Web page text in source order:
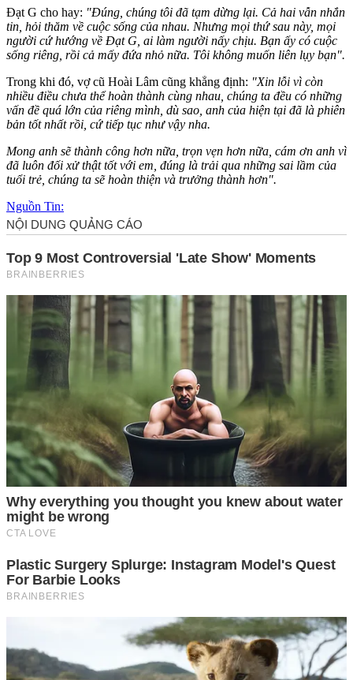
Đạt G cho hay: "Đúng, chúng tôi đã tạm dừng lại. Cả hai vẫn nhắn
tin, hỏi thăm về cuộc sống của nhau. Nhưng mọi thứ sau này, mọi
người cứ hướng về Đạt G, ai làm người nấy chịu. Bạn ấy có cuộc
sống riêng, rồi cả mấy đứa nhỏ nữa. Tôi không muốn liên lụy bạn".
Trong khi đó, vợ cũ Hoài Lâm cũng khẳng định: "Xin lỗi vì còn
nhiều điều chưa thể hoàn thành cùng nhau, chúng ta đều có những
vấn đề quá lớn của riêng mình, dù sao, anh của hiện tại đã là phiên
bản tốt nhất rồi, cứ tiếp tục như vậy nha.
Mong anh sẽ thành công hơn nữa, trọn vẹn hơn nữa, cám ơn anh vì
đã luôn đối xử thật tốt với em, đúng là trải qua những sai lầm của
tuổi trẻ, chúng ta sẽ hoàn thiện và trưởng thành hơn".
Nguồn Tin: